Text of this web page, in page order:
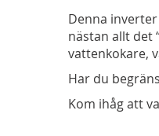
Denna
nästan allt det
vattenkokare,
Har du
Kom ihåg att